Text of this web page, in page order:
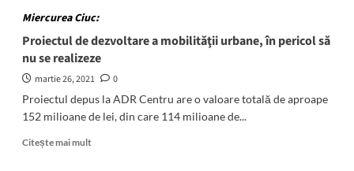
Miercurea Ciuc:
Proiectul de dezvoltare a mobilităţii urbane, în pericol să
nu se realizeze
martie 26, 2021
0
Proiectul depus la ADR Centru are o valoare totală de aproape
152 milioane de lei, din care 114 milioane de...
Citește mai multRead